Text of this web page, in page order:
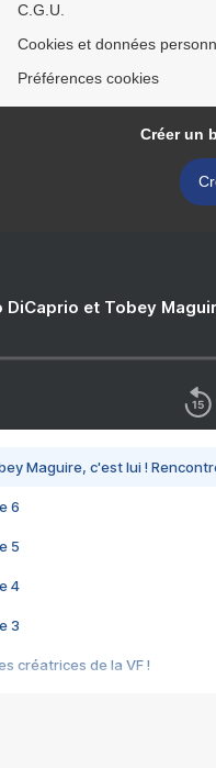
C.G.U.
Cookies et données
Préférences cookies
Créer un
DiCaprio et Tobey
Maguire, c'est lui !
6
5
4
3
créatrices de la VF !